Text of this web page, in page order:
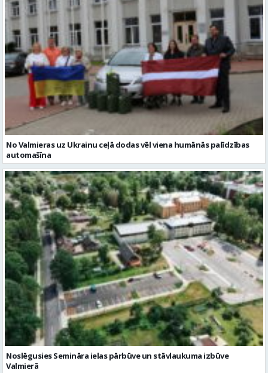
No Valmieras uz Ukrainu ceļā dodas vēl viena humānās palīdzības
automašīna
Noslēgusies Semināra ielas pārbūve un stāvlaukuma izbūve
Valmierā
Reklāmraksti Skatīt visu